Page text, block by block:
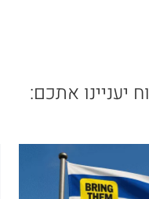
יעניינו אתכם: